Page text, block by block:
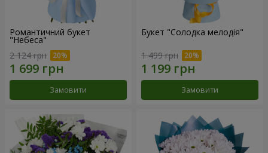
Романтичний букет
"Небеса"
2 124 грн
Замовити
Букет "Солодка мелодія"
1 499 грн
Замовити